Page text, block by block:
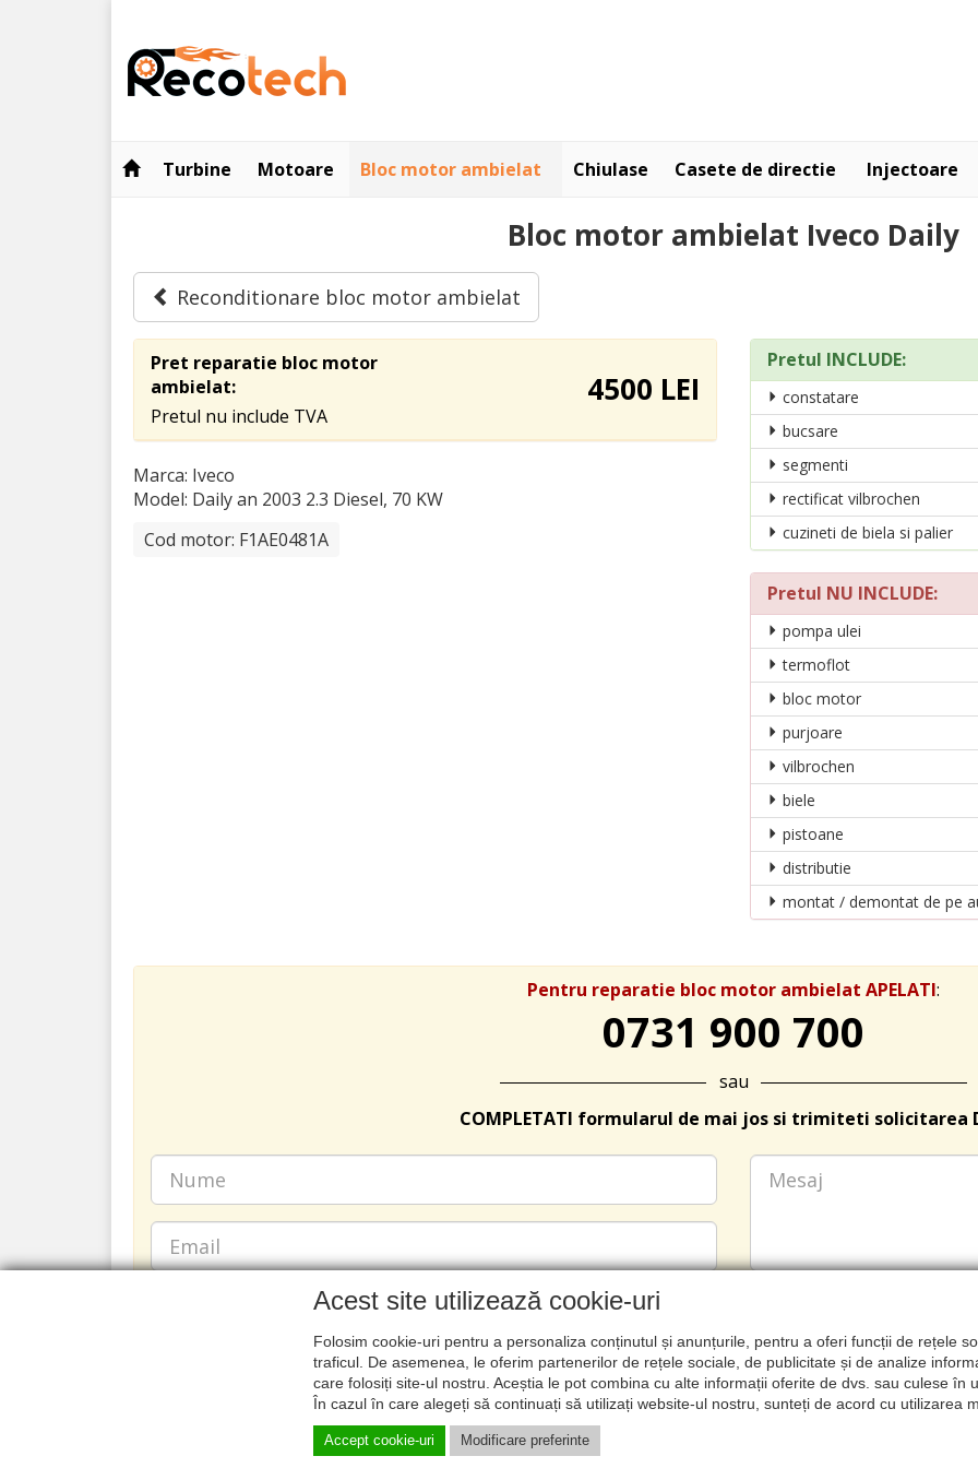
Turbine Motoare Bloc motor ambielat Chiulase Casete de directie Injectoare
Bloc motor ambielat Iveco Daily
Reconditionare bloc motor ambielat
Pret reparatie bloc motor
ambielat:
Pretul nu include TVA
4500 LEI
Marca: Iveco
Model: Dailyan 2003 2.3 Diesel, 70 KW
Cod motor: F1AE0481A
Pretul INCLUDE:
constatare
bucsare
segmenti
rectificat vilbrochen
cuzineti de biela si palier
Pretul NU INCLUDE:
pompa ulei
termoflot
bloc motor
purjoare
vilbrochen
biele
pistoane
distributie
montat / demontat de pe
Pentru reparatie bloc motor ambielat APELATI:
0731 900 700
sau
COMPLETATI formularul de mai jos si trimiteti solicitarea
Acest site utilizează cookie-uri
Folosim cookie-uri pentru a personaliza conținutul și anunțurile, pentru a oferi funcții de rețele
traficul. De asemenea, le oferim partenerilor de rețele sociale, de publicitate și de analize
care folosiți site-ul nostru. Aceștia le pot combina cu alte informații oferite de dvs. sau culese în
În cazul în care alegeți să continuați să utilizați website-ul nostru, sunteți de acord cu utilizarea
Accept cookie-uri Modificare preferinte